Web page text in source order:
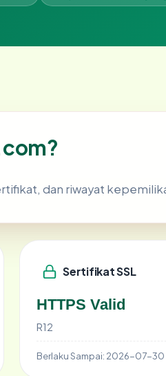
dan riwayat
Sertifikat SSL
HTTPS Valid
R12
Berlaku Sampai: 2026-07-30